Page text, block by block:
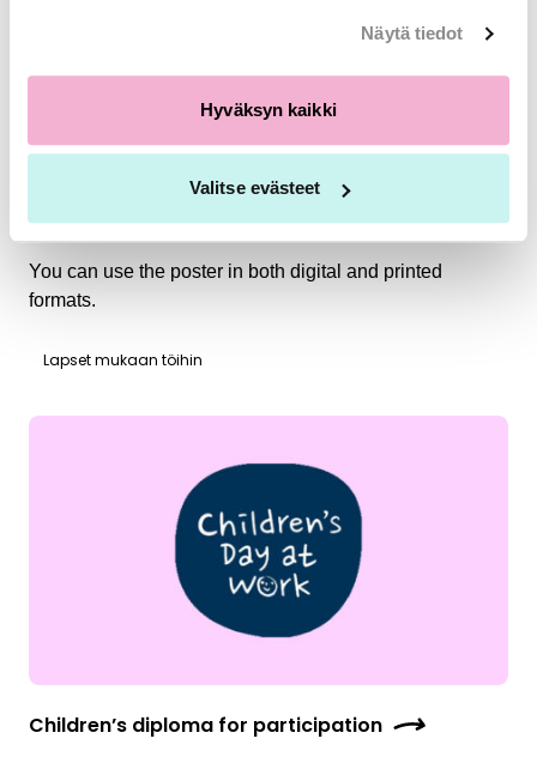
Näytä tiedot
Hyväksyn kaikki
Valitse evästeet
‘Our workplace is taking part’ poster
You can use the poster in both digital and printed
formats.
Lapset mukaan töihin
Children’s diploma for participation